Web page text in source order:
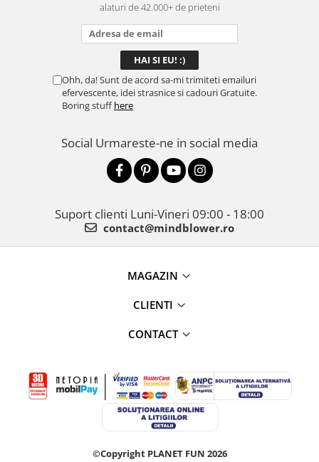
alaturi de 42.000+ de prieteni
Ohh, da! Sunt de acord sa-mi trimiteti emailuri
efervescente, idei strasnice si cadouri Gratuite.
Boring stuffhere
Social Urmareste-ne in social media
Suport clienti Luni-Vineri 09:00 - 18:00
contact@mindblower.ro
MAGAZIN
CLIENTI
CONTACT
©Copyright PLANET FUN 2026